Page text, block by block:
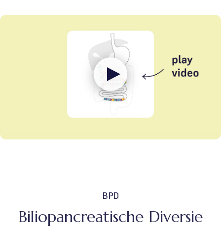
BPD
Biliopancreatische Diversie